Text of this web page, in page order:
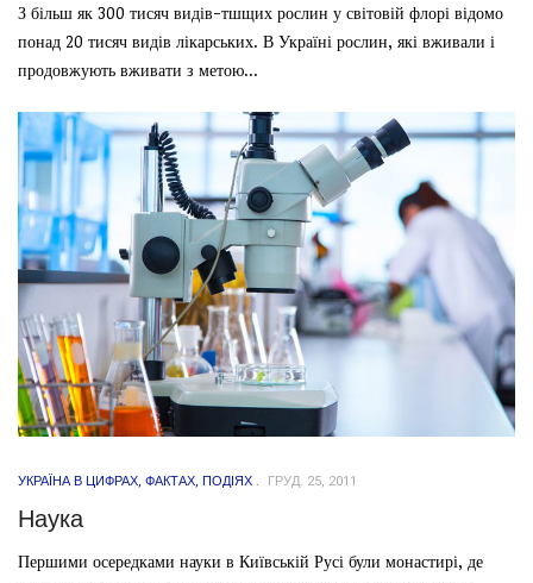
З більш як 300 тисяч видів-тшщих рослин у світовій флорі відомо
понад 20 тисяч видів лікарських. В Україні рослин, які вживали і
продовжують вживати з метою...
УКРАЇНА В ЦИФРАХ, ФАКТАХ, ПОДІЯХ ГРУД. 25, 2011
Наука
Першими осередками науки в Київській Русі були монастирі, де